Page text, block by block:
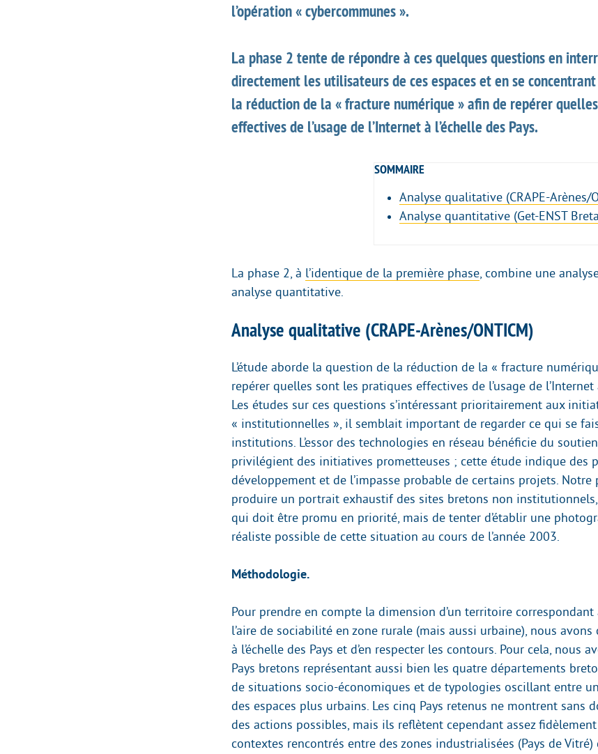
l’opération « cybercommunes ».
La phase 2 tente de répondre à ces quelques questions en
directement les utilisateurs de ces espaces et en se
la réduction de la « fracture numérique » afin de repérer
effectives de l’usage de l’Internet à l’échelle des Pays.
SOMMAIRE
Analyse qualitative (CRAPE-Arènes/
Analyse quantitative (Get-ENST
La phase 2, à l’identique de la première phase , combine une
analyse quantitative.
Analyse qualitative (CRAPE-Arènes/ONTICM)
L’étude aborde la question de la réduction de la « fracture
repérer quelles sont les pratiques effectives de l’usage de l’Internet
Les études sur ces questions s’intéressant prioritairement aux
« institutionnelles », il semblait important de regarder ce qui se
institutions. L’essor des technologies en réseau bénéficie du
privilégient des initiatives prometteuses ; cette étude indique des
développement et de l’impasse probable de certains projets. Notre
produire un portrait exhaustif des sites bretons non
qui doit être promu en priorité, mais de tenter d’établir une
réaliste possible de cette situation au cours de l’année 2003.
Méthodologie.
Pour prendre en compte la dimension d’un territoire correspondant
l’aire de sociabilité en zone rurale (mais aussi urbaine), nous
à l’échelle des Pays et d’en respecter les contours. Pour cela, nous
Pays bretons représentant aussi bien les quatre départements
de situations socio-économiques et de typologies oscillant entre
des espaces plus urbains. Les cinq Pays retenus ne montrent sans
des actions possibles, mais ils reflètent cependant assez
contextes rencontrés entre des zones industrialisées (Pays de